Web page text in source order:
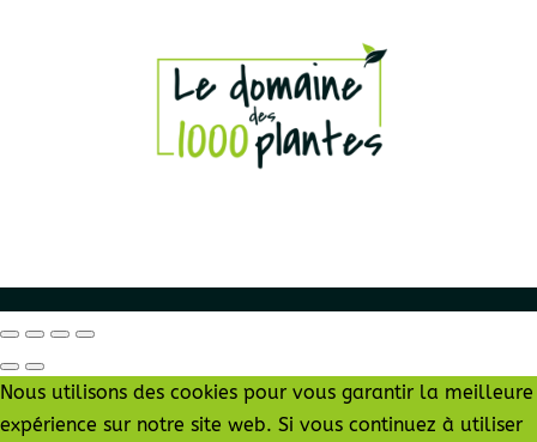
Nous utilisons des cookies pour vous garantir la meilleure
expérience sur notre site web. Si vous continuez à utiliser